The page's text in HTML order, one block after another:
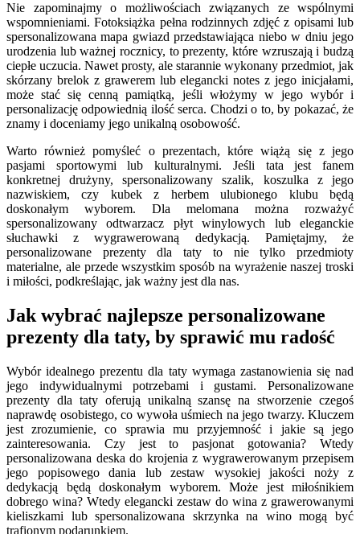
Nie zapominajmy o możliwościach związanych ze wspólnymi
wspomnieniami. Fotoksiążka pełna rodzinnych zdjęć z opisami lub
spersonalizowana mapa gwiazd przedstawiająca niebo w dniu jego
urodzenia lub ważnej rocznicy, to prezenty, które wzruszają i budzą
ciepłe uczucia. Nawet prosty, ale starannie wykonany przedmiot, jak
skórzany brelok z grawerem lub elegancki notes z jego inicjałami,
może stać się cenną pamiątką, jeśli włożymy w jego wybór i
personalizację odpowiednią ilość serca. Chodzi o to, by pokazać, że
znamy i doceniamy jego unikalną osobowość.
Warto również pomyśleć o prezentach, które wiążą się z jego
pasjami sportowymi lub kulturalnymi. Jeśli tata jest fanem
konkretnej drużyny, spersonalizowany szalik, koszulka z jego
nazwiskiem, czy kubek z herbem ulubionego klubu będą
doskonałym wyborem. Dla melomana można rozważyć
spersonalizowany odtwarzacz płyt winylowych lub eleganckie
słuchawki z wygrawerowaną dedykacją. Pamiętajmy, że
personalizowane prezenty dla taty to nie tylko przedmioty
materialne, ale przede wszystkim sposób na wyrażenie naszej troski
i miłości, podkreślając, jak ważny jest dla nas.
Jak wybrać najlepsze personalizowane
prezenty dla taty, by sprawić mu radość
Wybór idealnego prezentu dla taty wymaga zastanowienia się nad
jego indywidualnymi potrzebami i gustami. Personalizowane
prezenty dla taty oferują unikalną szansę na stworzenie czegoś
naprawdę osobistego, co wywoła uśmiech na jego twarzy. Kluczem
jest zrozumienie, co sprawia mu przyjemność i jakie są jego
zainteresowania. Czy jest to pasjonat gotowania? Wtedy
personalizowana deska do krojenia z wygrawerowanym przepisem
jego popisowego dania lub zestaw wysokiej jakości noży z
dedykacją będą doskonałym wyborem. Może jest miłośnikiem
dobrego wina? Wtedy elegancki zestaw do wina z grawerowanymi
kieliszkami lub spersonalizowana skrzynka na wino mogą być
trafionym podarunkiem.